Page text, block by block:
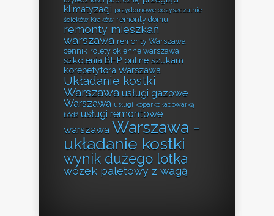
klimatyzacji przydomowe oczyszczalnie
ścieków Kraków remonty domu
remonty mieszkań
warszawa remonty Warszawa
cennik rolety okienne warszawa
szkolenia BHP online szukam
korepetytora Warszawa
Układanie kostki
Warszawa usługi gazowe
Warszawa usługi koparko ładowarką
Łódź usługi remontowe
warszawa Warszawa -
układanie kostki
wynik dużego lotka
wózek paletowy z wagą